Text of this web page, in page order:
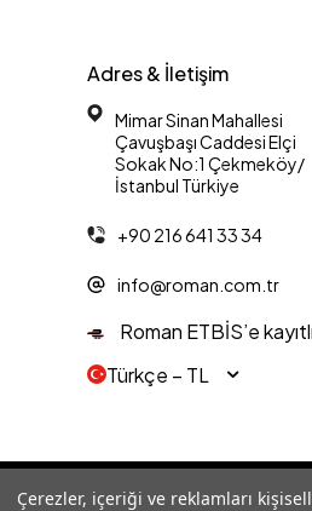
Çerezler, içeriği ve reklamları
Adres & İletişim
Mimar Sinan Mahallesi
Çavuşbaşı Caddesi Elçi
Sokak No:1 Çekmeköy/
İstanbul Türkiye
+90 216 641 33 34
info@roman.com.tr
Roman ETBİS’e
Türkçe − TL
© 2025 Roman® Tüm